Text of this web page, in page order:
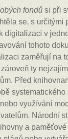
fondů si při
se, s určitými
digitalizaci v
tohoto
zaměřují na
ty
Před
využívání
Národní
a